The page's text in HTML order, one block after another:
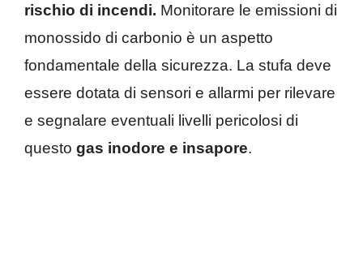
rischio di incendi. Monitorare le emissioni di
monossido di carbonio è un aspetto
fondamentale della sicurezza. La stufa deve
essere dotata di sensori e allarmi per rilevare
e segnalare eventuali livelli pericolosi di
questo gas inodore e insapore.